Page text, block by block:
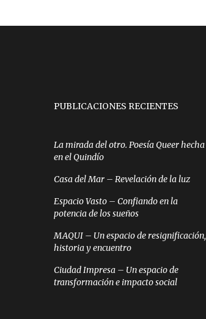
PUBLICACIONES RECIENTES
La mirada del otro. Poesía Queer hecha
en el Quindío
Casa del Mar – Revelación de la luz
Espacio Vasto – Confiando en la
potencia de los sueños
MAQUI – Un espacio de resignificación,
historia y encuentro
Ciudad Impresa – Un espacio de
transformación e impacto social